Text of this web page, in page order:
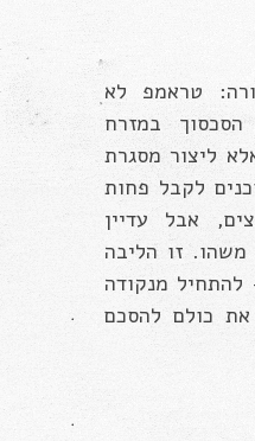
טראמפ לא
במזרח
ליצור מסגרת
לקבל פחות
אבל עדיין
זו הליבה
מנקודה
את כולם להסכם